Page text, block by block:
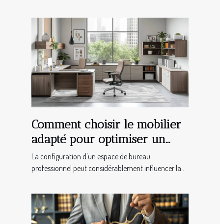
Comment choisir le mobilier
adapté pour optimiser un
espace de bureau
professionnel
La configuration d'un espace de bureau
professionnel peut considérablement influencer la...